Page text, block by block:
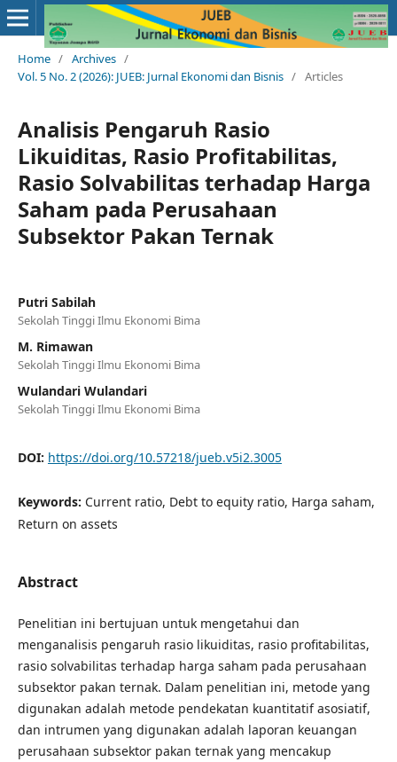
Home / Archives /
Vol. 5 No. 2 (2026): JUEB: Jurnal Ekonomi dan Bisnis / Articles
Analisis Pengaruh Rasio
Likuiditas, Rasio Profitabilitas,
Rasio Solvabilitas terhadap Harga
Saham pada Perusahaan
Subsektor Pakan Ternak
Putri Sabilah
Sekolah Tinggi Ilmu Ekonomi Bima
M. Rimawan
Sekolah Tinggi Ilmu Ekonomi Bima
Wulandari Wulandari
Sekolah Tinggi Ilmu Ekonomi Bima
DOI: https://doi.org/10.57218/jueb.v5i2.3005
Keywords: Current ratio, Debt to equity ratio, Harga saham,
Return on assets
Abstract
Penelitian ini bertujuan untuk mengetahui dan
menganalisis pengaruh rasio likuiditas, rasio profitabilitas,
rasio solvabilitas terhadap harga saham pada perusahaan
subsektor pakan ternak. Dalam penelitian ini, metode yang
digunakan adalah metode pendekatan kuantitatif asosiatif,
dan intrumen yang digunakan adalah laporan keuangan
perusahaan subsektor pakan ternak yang mencakup